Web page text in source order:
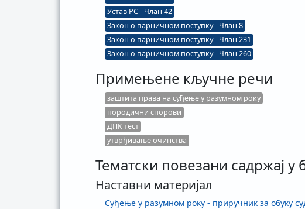
Устав РС - Члан 42
Закон о парничном поступку - Члан 8
Закон о парничном поступку - Члан 231
Закон о парничном поступку - Члан 260
Примењене кључне речи
заштита права на суђење у разумном року
породични спорови
ДНК тест
утврђивање очинства
Тематски повезани садржај
Наставни материјал
Суђење у разумном року - приручник за обуку